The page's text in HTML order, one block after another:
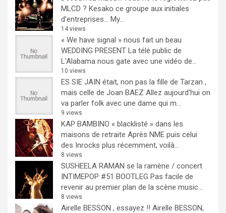
MLCD ? Kesako ce groupe aux initiales
d’entreprises… My...
14 views
« We have signal » nous fait un beau
WEDDING PRESENT La télé public de
L'Alabama nous gate avec une vidéo de...
10 views
ES SIE JAIN était, non pas la fille de Tarzan ,
mais celle de Joan BAEZ Allez aujourd'hui on
va parler folk avec une dame qui m...
9 views
KAP BAMBINO « blacklisté » dans les
maisons de retraite Après NME puis celui
des Inrocks plus récemment, voilà...
8 views
SUSHEELA RAMAN se la ramène / concert
INTIMEPOP #51 BOOTLEG Pas facile de
revenir au premier plan de la scène music...
8 views
Airelle BESSON , essayez !! Airelle BESSON,